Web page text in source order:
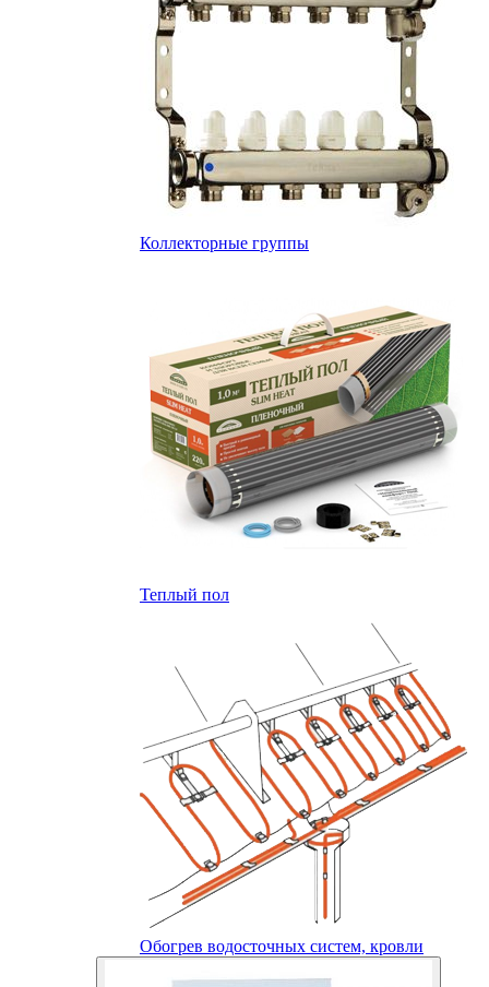
Коллекторные группы
Теплый пол
Обогрев водосточных систем, кровли